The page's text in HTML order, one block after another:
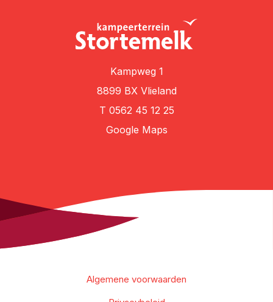
Kampweg 1
8899 BX Vlieland
T 0562 45 12 25
Google Maps
Algemene voorwaarden